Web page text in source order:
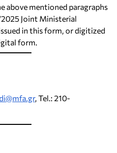
above mentioned paragraphs
Joint Ministerial
in this form, or digitized
form.
, Tel.: 210-